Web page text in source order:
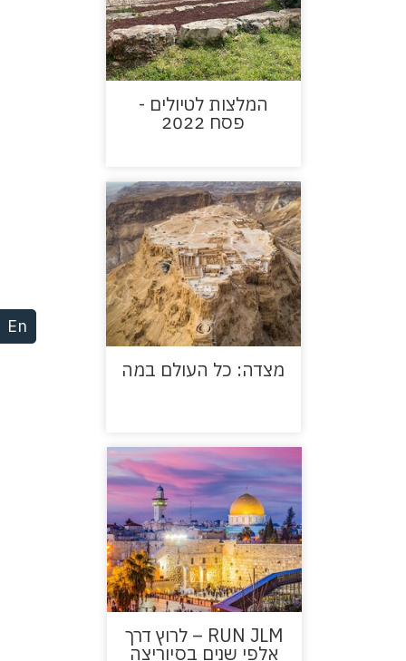
En
המלצות לטיולים -
פסח 2022
מצדה: כל העולם במה
RUN JLM – לרוץ דרך
אלפי שנים בסיוריצה